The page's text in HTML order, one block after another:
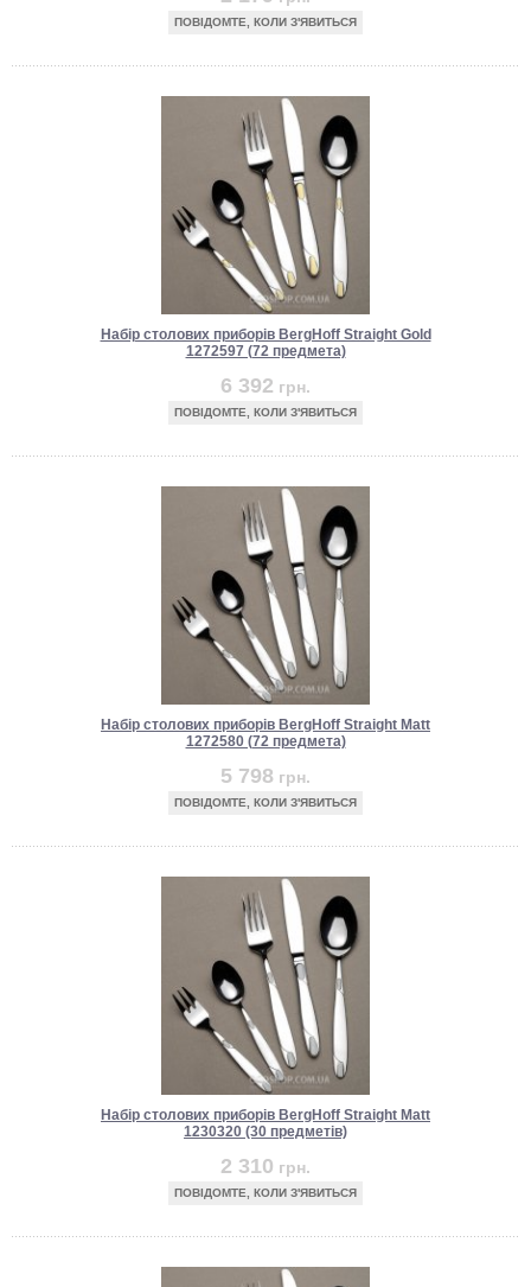
ПОВІДОМТЕ, КОЛИ З'ЯВИТЬСЯ
Набір столових приборів BergHoff Straight Gold
1272597 (72 предмета)
6 392 грн.
ПОВІДОМТЕ, КОЛИ З'ЯВИТЬСЯ
Набір столових приборів BergHoff Straight Matt
1272580 (72 предмета)
5 798 грн.
ПОВІДОМТЕ, КОЛИ З'ЯВИТЬСЯ
Набір столових приборів BergHoff Straight Matt
1230320 (30 предметів)
2 310 грн.
ПОВІДОМТЕ, КОЛИ З'ЯВИТЬСЯ